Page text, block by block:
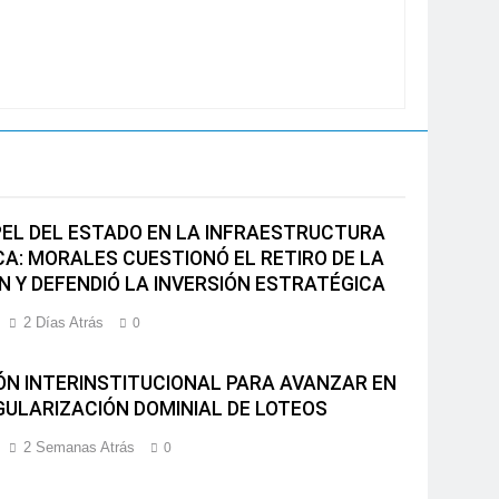
DEL ESTADO EN LA INFRAESTRUCTURA
MORALES CUESTIONÓ EL RETIRO DE LA
Y DEFENDIÓ LA INVERSIÓN ESTRATÉGICA
2 Días Atrás 0
INTERINSTITUCIONAL PARA AVANZAR EN
DOMINIAL DE LOTEOS
2 Semanas Atrás 0